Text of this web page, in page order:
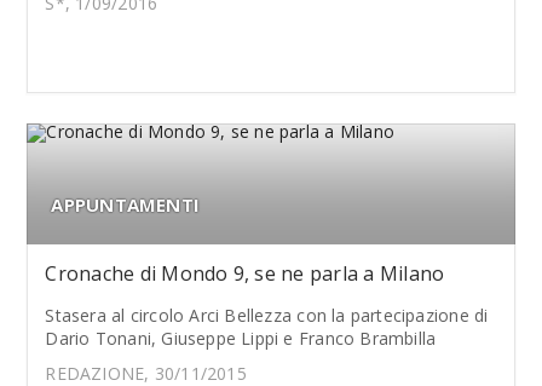
APPUNTAMENTI
Cronache di Mondo 9, se ne parla a Milano
Stasera al circolo Arci Bellezza con la partecipazione di
Dario Tonani, Giuseppe Lippi e Franco Brambilla
REDAZIONE, 30/11/2015